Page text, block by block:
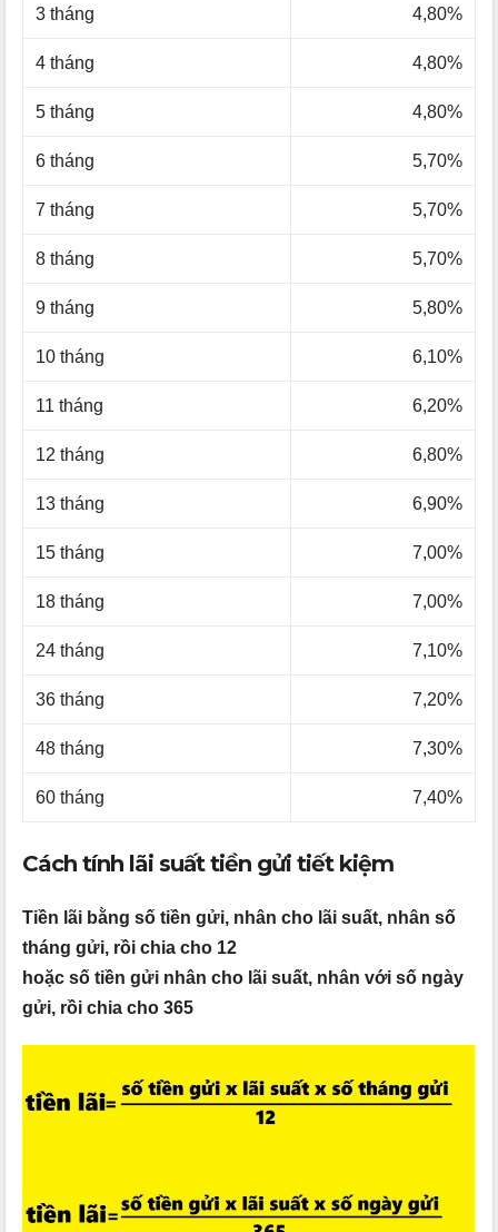
3 tháng 4,80%
4 tháng 4,80%
5 tháng 4,80%
6 tháng 5,70%
7 tháng 5,70%
8 tháng 5,70%
9 tháng 5,80%
10 tháng 6,10%
11 tháng 6,20%
12 tháng 6,80%
13 tháng 6,90%
15 tháng 7,00%
18 tháng 7,00%
24 tháng 7,10%
36 tháng 7,20%
48 tháng 7,30%
60 tháng 7,40%
Cách tính lãi suất tiền gửi tiết kiệm
Tiền lãi bằng số tiền gửi, nhân cho lãi suất, nhân số
tháng gửi, rồi chia cho 12
hoặc số tiền gửi nhân cho lãi suất, nhân với số ngày
gửi, rồi chia cho 365